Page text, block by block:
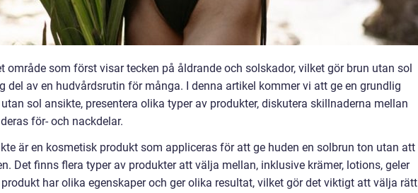
område som först visar tecken på åldrande och solskador, vilket gör brun utan sol
del av en hudvårdsrutin för många. I denna artikel kommer vi att ge en grundlig
sol ansikte, presentera olika typer av produkter, diskutera skillnaderna mellan
för- och nackdelar.
är en kosmetisk produkt som appliceras för att ge huden en solbrun ton utan att
Det finns flera typer av produkter att välja mellan, inklusive krämer, lotions, geler
har olika egenskaper och ger olika resultat, vilket gör det viktigt att välja rätt